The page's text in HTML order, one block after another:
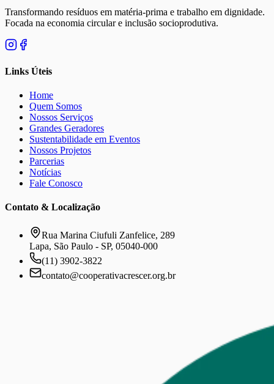
Transformando resíduos em matéria-prima e trabalho em dignidade.
Focada na economia circular e inclusão socioprodutiva.
Links Úteis
Home
Quem Somos
Nossos Serviços
Grandes Geradores
Sustentabilidade em Eventos
Nossos Projetos
Parcerias
Notícias
Fale Conosco
Contato & Localização
Rua Marina Ciufuli Zanfelice, 289
Lapa, São Paulo - SP, 05040-000
(11) 3902-3822
contato@cooperativacrescer.org.br